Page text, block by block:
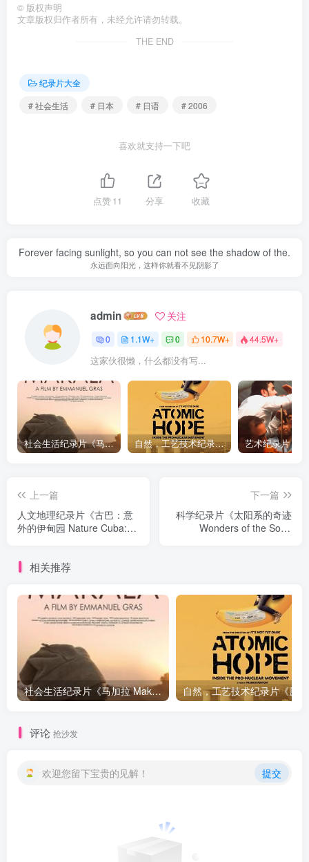
© 版权声明
文章版权归作者所有，未经允许请勿转载。
THE END
纪录片大全
# 社会生活
# 日本 # 日语 # 2006
喜欢就支持一下吧
点赞11 分享 收藏
Forever facing sunlight, so you can not see the shadow of the.
永远面向阳光，这样你就看不见阴影了
admin 关注
0 1.1W+ 0 10.7W+ 44.5W+
这家伙很懒，什么都没有写...
社会生活纪录片《马加拉 Makala》下载 自然，工艺技术纪录片《原子能的希望 Atomic Hope – Inside the Pro-Nuclear Movement》下载
上一篇
人文地理纪录片《古巴：意
外的伊甸园 Nature Cuba:
下一篇
科学纪录片《太阳系的奇迹
Wonders of the Solar
相关推荐
社会生活纪录片《马加拉 Makala》下载
评论 抢沙发
欢迎您留下宝贵的见解！ 提交